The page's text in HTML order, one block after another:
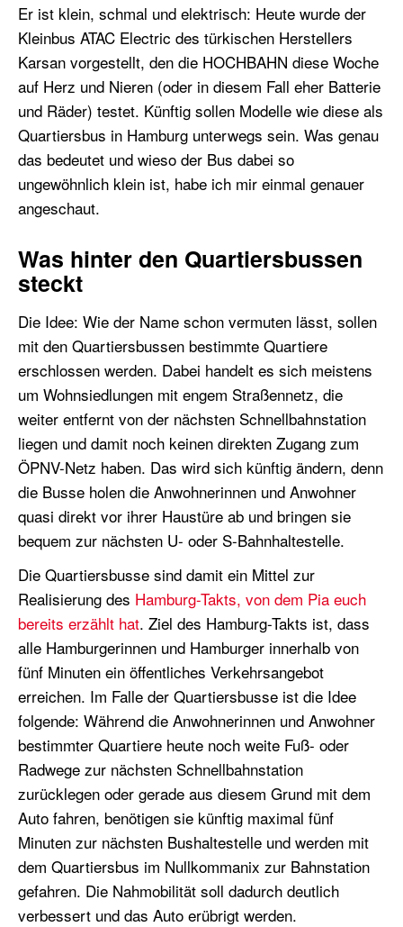
Er ist klein, schmal und elektrisch: Heute wurde der
Kleinbus ATAC Electric des türkischen Herstellers
Karsan vorgestellt, den die HOCHBAHN diese Woche
auf Herz und Nieren (oder in diesem Fall eher Batterie
und Räder) testet. Künftig sollen Modelle wie diese als
Quartiersbus in Hamburg unterwegs sein. Was genau
das bedeutet und wieso der Bus dabei so
ungewöhnlich klein ist, habe ich mir einmal genauer
angeschaut.
Was hinter den Quartiersbussen
steckt
Die Idee: Wie der Name schon vermuten lässt, sollen
mit den Quartiersbussen bestimmte Quartiere
erschlossen werden. Dabei handelt es sich meistens
um Wohnsiedlungen mit engem Straßennetz, die
weiter entfernt von der nächsten Schnellbahnstation
liegen und damit noch keinen direkten Zugang zum
ÖPNV-Netz haben. Das wird sich künftig ändern, denn
die Busse holen die Anwohnerinnen und Anwohner
quasi direkt vor ihrer Haustüre ab und bringen sie
bequem zur nächsten U- oder S-Bahnhaltestelle.
Die Quartiersbusse sind damit ein Mittel zur
Realisierung des Hamburg-Takts, von dem Pia euch
bereits erzählt hat. Ziel des Hamburg-Takts ist, dass
alle Hamburgerinnen und Hamburger innerhalb von
fünf Minuten ein öffentliches Verkehrsangebot
erreichen. Im Falle der Quartiersbusse ist die Idee
folgende: Während die Anwohnerinnen und Anwohner
bestimmter Quartiere heute noch weite Fuß- oder
Radwege zur nächsten Schnellbahnstation
zurücklegen oder gerade aus diesem Grund mit dem
Auto fahren, benötigen sie künftig maximal fünf
Minuten zur nächsten Bushaltestelle und werden mit
dem Quartiersbus im Nullkommanix zur Bahnstation
gefahren. Die Nahmobilität soll dadurch deutlich
verbessert und das Auto erübrigt werden.